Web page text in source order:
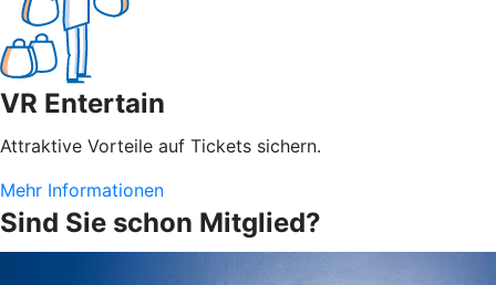
VR Entertain
Attraktive Vorteile auf Tickets sichern.
Mehr Informationen
Sind Sie schon Mitglied?